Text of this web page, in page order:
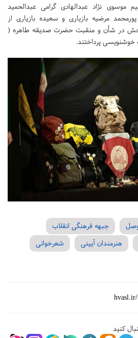
موسوی نژاد عبدالهادی گرامی عبدالحمید
مرضیه بازیاری و سعیده بازیاری از
در شأن و منقبت حضرت صدیقه طاهره (
پرداختند.
جبهه فرهنگی انقلاب
هنرمندان آیینی
شعرخوانی
کنید